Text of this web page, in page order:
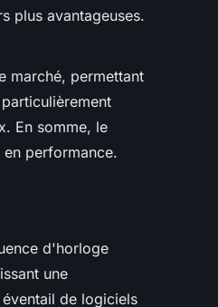
plus avantageuses.
marché, permettant
En somme, le
performance.
d'horloge
une
de logiciels